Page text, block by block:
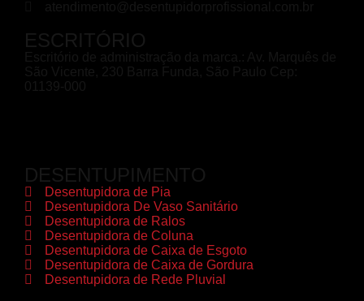
ESCRITÓRIO
DESENTUPIMENTO
Desentupidora de Pia
Desentupidora De Vaso Sanitário
Desentupidora de Ralos
Desentupidora de Coluna
Desentupidora de Caixa de Esgoto
Desentupidora de Caixa de Gordura
Desentupidora de Rede Pluvial